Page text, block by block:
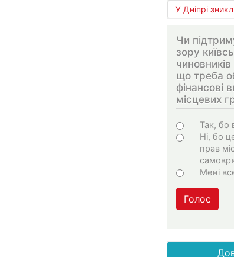
У Дніпрі
Чи
зору
чиновників
що треба
фінансові
місцевих
Так, бо
Ні, бо
прав
Мені
Голос